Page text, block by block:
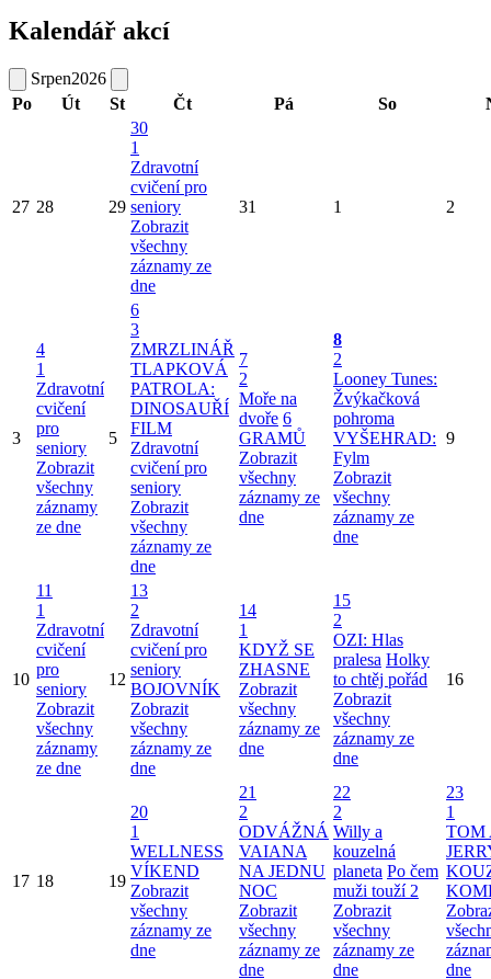
Kalendář akcí
Srpen2026
Po
Út St Čt Pá So
27 28 29
30
1
Zdravotní
cvičení pro
seniory
Zobrazit
všechny
záznamy ze
dne
31 1 2
3
4
1
Zdravotní
cvičení
pro
seniory
Zobrazit
všechny
záznamy
ze dne
5
6
3
ZMRZLINÁŘ
TLAPKOVÁ
PATROLA:
DINOSAUŘÍ
FILM
Zdravotní
cvičení pro
seniory
Zobrazit
všechny
záznamy ze
dne
7
2
Moře na
dvoře 6
GRAMŮ
Zobrazit
všechny
záznamy ze
dne
8
2
Looney Tunes:
Žvýkačková
pohroma
VYŠEHRAD:
Fylm
Zobrazit
všechny
záznamy ze
dne
9
10
11
1
Zdravotní
cvičení
pro
seniory
Zobrazit
všechny
záznamy
ze dne
12
13
2
Zdravotní
cvičení pro
seniory
BOJOVNÍK
Zobrazit
všechny
záznamy ze
dne
14
1
KDYŽ SE
ZHASNE
Zobrazit
všechny
záznamy ze
dne
15
2
OZI: Hlas
pralesa Holky
to chtěj pořád
Zobrazit
všechny
záznamy ze
dne
16
17 18 19
20
1
WELLNESS
VÍKEND
Zobrazit
všechny
záznamy ze
dne
21
2
ODVÁŽNÁ
VAIANA
NA JEDNU
NOC
Zobrazit
všechny
záznamy ze
dne
22
2
Willy a
kouzelná
planeta Po čem
muži touží 2
Zobrazit
všechny
záznamy ze
dne
23
1
TOM
dne